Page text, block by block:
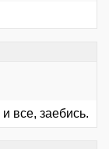
все, заебись.